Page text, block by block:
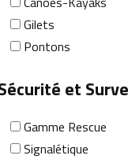
Gilets
Pontons
et
Gamme Rescue
Signalétique